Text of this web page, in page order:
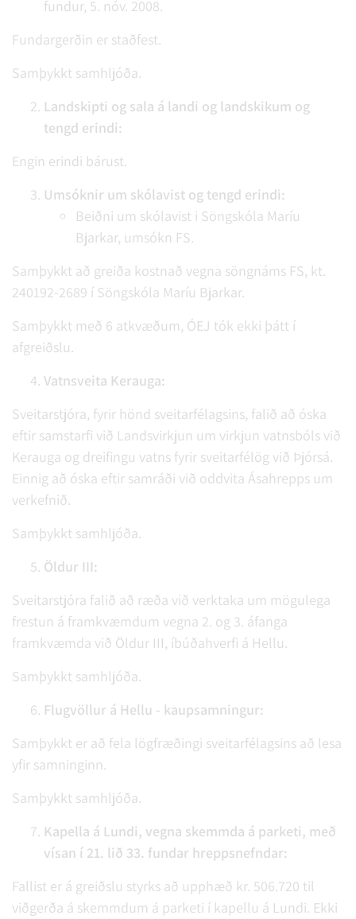
fundur, 5. nóv. 2008.
Fundargerðin er staðfest.
Samþykkt samhljóða.
Landskipti og sala á landi og landskikum og
tengd erindi:
Engin erindi bárust.
Umsóknir um skólavist og tengd erindi:
Beiðni um skólavist i Söngskóla Maríu
Bjarkar, umsókn FS.
Samþykkt að greiða kostnað vegna söngnáms FS, kt.
240192-2689 í Söngskóla Maríu Bjarkar.
Samþykkt með 6 atkvæðum, ÓEJ tók ekki þátt í
afgreiðslu.
Vatnsveita Kerauga:
Sveitarstjóra, fyrir hönd sveitarfélagsins, falið að óska
eftir samstarfi við Landsvirkjun um virkjun vatnsbóls við
Kerauga og dreifingu vatns fyrir sveitarfélög við Þjórsá.
Einnig að óska eftir samráði við oddvita Ásahrepps um
verkefnið.
Samþykkt samhljóða.
Öldur III:
Sveitarstjóra falið að ræða við verktaka um mögulega
frestun á framkvæmdum vegna 2. og 3. áfanga
framkvæmda við Öldur III, íbúðahverfi á Hellu.
Samþykkt samhljóða.
Flugvöllur á Hellu - kaupsamningur:
Samþykkt er að fela lögfræðingi sveitarfélagsins að lesa
yfir samninginn.
Samþykkt samhljóða.
Kapella á Lundi, vegna skemmda á parketi, með
vísan í 21. lið 33. fundar hreppsnefndar:
Fallist er á greiðslu styrks að upphæð kr. 506.720 til
viðgerða á skemmdum á parketi í kapellu á Lundi. Ekki